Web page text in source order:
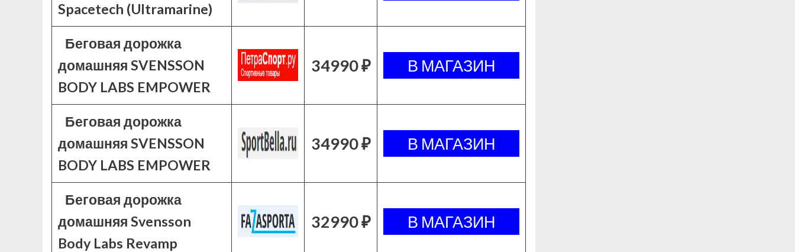
Spacetech (Ultramarine)
Беговая дорожка
домашняя SVENSSON
BODY LABS EMPOWER
34990 ₽
Беговая дорожка
домашняя SVENSSON
BODY LABS EMPOWER
34990 ₽
Беговая дорожка
домашняя Svensson
Body Labs Revamp
32990 ₽